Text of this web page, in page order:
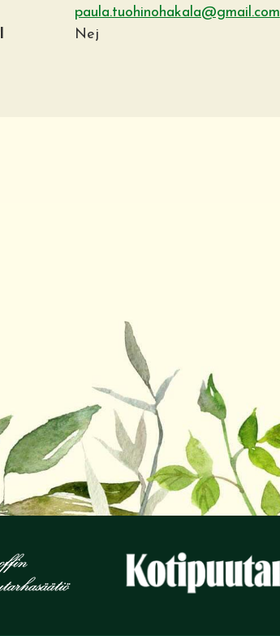
paula.tuohinohakala@gmail.com
Nej